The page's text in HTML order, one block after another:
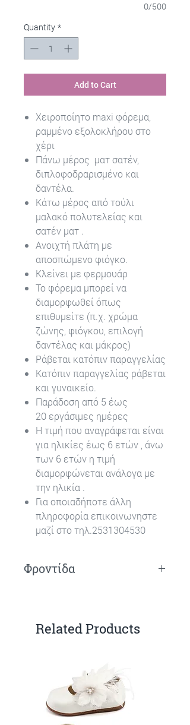
0/500
Quantity *
Add to Cart
Χειροποίητο maxi φόρεμα,
ραμμένο εξολοκλήρου στο
χέρι
Πάνω μέρος ματ σατέν,
διπλοφοδραρισμένο και
δαντέλα.
Κάτω μέρος από τούλι
μαλακό πολυτελείας και
σατέν ματ .
Ανοιχτή πλάτη με
αποσπώμενο φιόγκο.
Κλείνει με φερμουάρ
Το φόρεμα μπορεί να
διαμορφωθεί όπως
επιθυμείτε (π.χ. χρώμα
ζώνης, φιόγκου, επιλογή
δαντέλας και μάκρος)
Ράβεται κατόπιν παραγγελίας
Κατόπιν παραγγελίας ράβεται
και γυναικείο.
Παράδοση από 5 έως
20 εργάσιμες ημέρες
Η τιμή που αναγράφεται είναι
για ηλικίες έως 6 ετών , άνω
των 6 ετών η τιμή
διαμορφώνεται ανάλογα με
την ηλικία .
Για οποιαδήποτε άλλη
πληροφορία επικοινωνηστε
μαζί στο τηλ.2531304530
Φροντίδα
Related Products